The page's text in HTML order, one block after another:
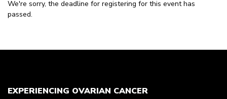
We're sorry, the deadline for registering for this event has
passed.
EXPERIENCING OVARIAN CANCER